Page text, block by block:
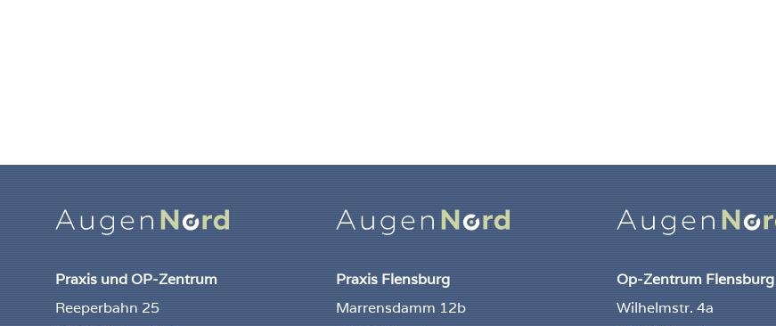
Praxis und OP-Zentrum
Reeperbahn 25
Praxis Flensburg
Marrensdamm 12b
Op-Zentrum Flensburg
Wilhelmstr. 4a